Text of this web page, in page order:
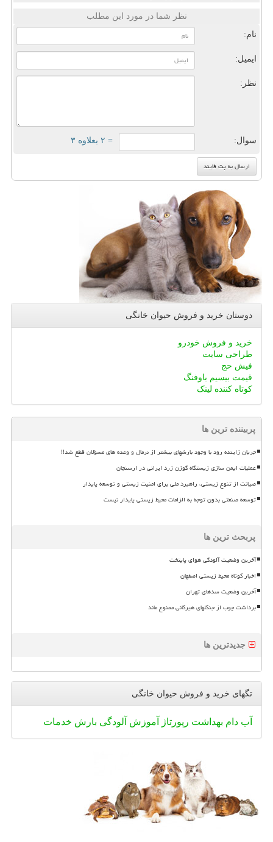
نظر شما در مورد این مطلب
نام:
ایمیل:
نظر:
سوال: = ۲ بعلاوه ۳
دوستان خرید و فروش حیوان خانگی
خرید و فروش خودرو
طراحی سایت
فیش حج
قیمت بیسیم باوفنگ
کوتاه کننده لینک
پربیننده ترین ها
جریان زاینده رود با وجود بارشهای بیشتر از نرمال و وعده های مسؤلان قطع شد!!
عملیات ایمن سازی زیستگاه گوزن زرد ایرانی در ارسنجان
صیانت از تنوع زیستی، راهبرد ملی برای امنیت زیستی و توسعه پایدار
توسعه صنعتی بدون توجه به الزامات محیط زیستی پایدار نیست
پربحث ترین ها
آخرین وضعیت آلودگی هوای پایتخت
اخبار کوتاه محیط زیستی اصفهان
آخرین وضعیت سدهای تهران
برداشت چوب از جنگلهای هیرکانی ممنوع ماند
جدیدترین ها
تگهای خرید و فروش حیوان خانگی
آب دام بهداشت رپورتاژ آموزش آلودگی بارش خدمات